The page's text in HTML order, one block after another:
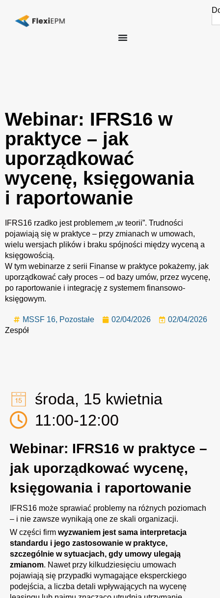
Webinar: IFRS16 w
praktyce – jak
uporządkować
wycenę, księgowania
i raportowanie
IFRS16 rzadko jest problemem „w teorii”. Trudności
pojawiają się w praktyce – przy zmianach w umowach,
wielu wersjach plików i braku spójności między wyceną a
księgowością.
W tym webinarze z serii Finanse w praktyce pokażemy, jak
uporządkować cały proces – od bazy umów, przez wycenę,
po raportowanie i integrację z systemem finansowo-
księgowym.
MSSF 16, Pozostałe 02/04/2026
02/04/2026
Zespół
środa, 15 kwietnia
11:00-12:00
Webinar: IFRS16 w praktyce –
jak uporządkować wycenę,
księgowania i raportowanie
IFRS16 może sprawiać problemy na różnych poziomach
– i nie zawsze wynikają one ze skali organizacji.
W części firm wyzwaniem jest sama interpretacja
standardu i jego zastosowanie w praktyce,
szczególnie w sytuacjach, gdy umowy ulegają
zmianom. Nawet przy kilkudziesięciu umowach
pojawiają się przypadki wymagające eksperckiego
podejścia, a liczba detali wpływających na wycenę